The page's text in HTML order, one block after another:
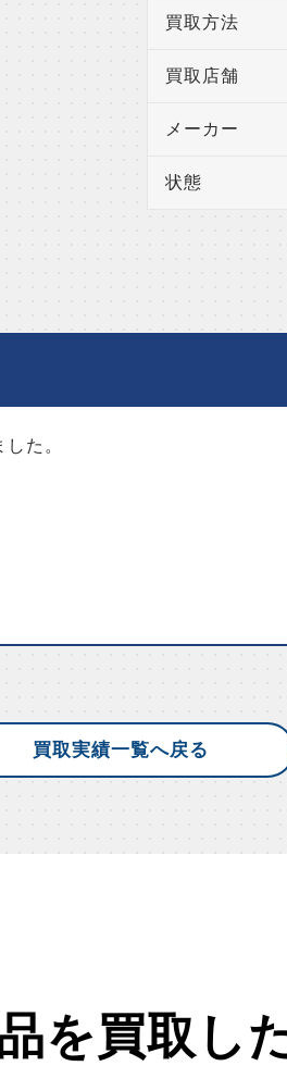
買取方法
買取店舗
メーカー
状態
た。
買取実績一覧へ戻る
を買取し